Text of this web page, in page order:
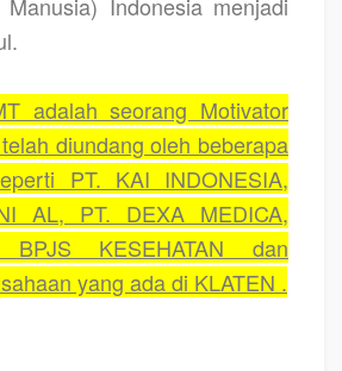
adalah seorang Motivator
diundang oleh beberapa
PT. KAI INDONESIA,
AL, PT. DEXA MEDICA,
KESEHATAN dan
yang ada di KLATEN .